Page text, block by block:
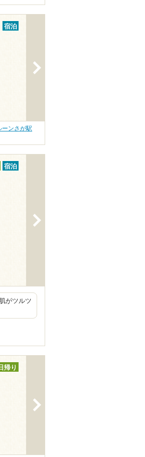
宿泊
ーンさが駅
宿泊
がツルツ
帰り